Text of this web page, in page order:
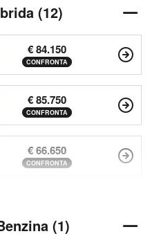
(12)
€ 84.150
CONFRONTA
€ 85.750
CONFRONTA
€ 66.650
CONFRONTA
(1)